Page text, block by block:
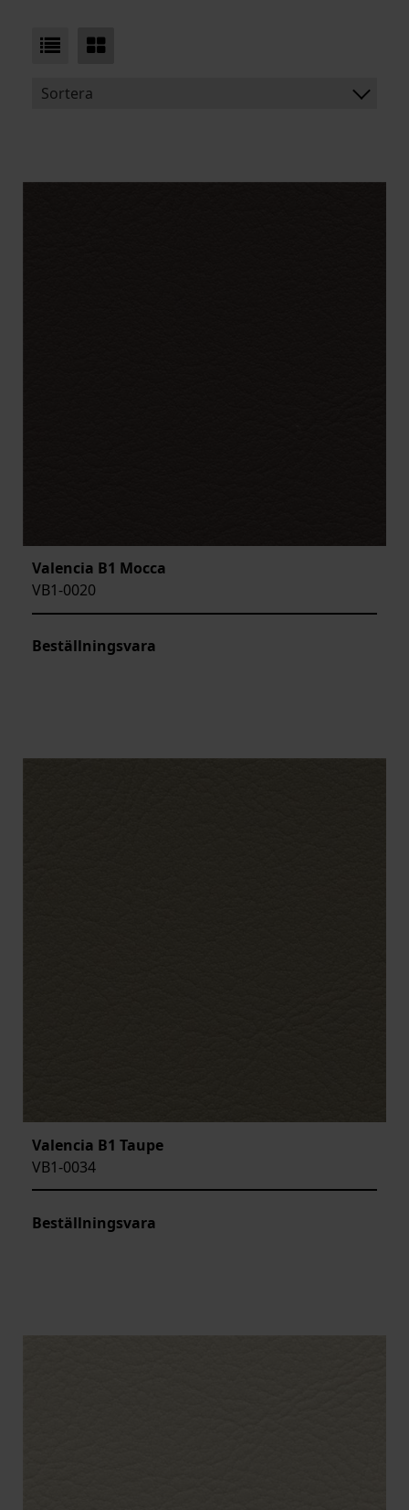
Sortera
Valencia B1 Mocca
VB1-0020
Beställningsvara
Valencia B1 Taupe
VB1-0034
Beställningsvara